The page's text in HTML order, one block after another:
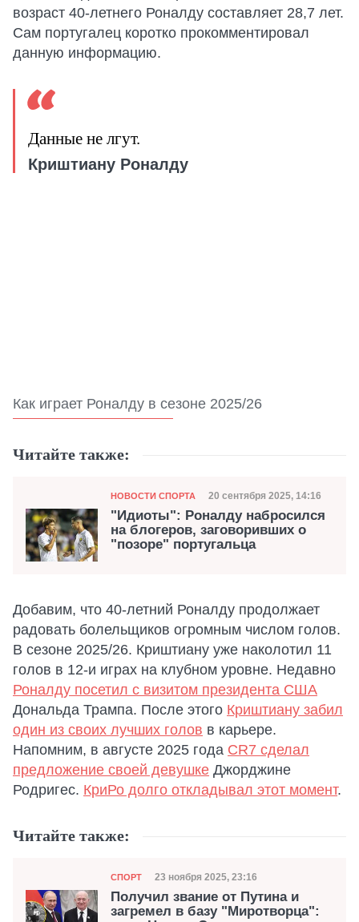
возраст 40-летнего Роналду составляет 28,7 лет.
Сам португалец коротко прокомментировал
данную информацию.
Данные не лгут.
Криштиану Роналду
Как играет Роналду в сезоне 2025/26
Читайте также:
Категория
НОВОСТИ СПОРТА Дата публикации
20 сентября 2025, 14:16
"Идиоты": Роналду набросился
на блогеров, заговоривших о
"позоре" португальца
Добавим, что 40-летний Роналду продолжает
радовать болельщиков огромным числом голов.
В сезоне 2025/26. Криштиану уже наколотил 11
голов в 12-и играх на клубном уровне. Недавно
Роналду посетил с визитом президента США
Дональда Трампа. После этого Криштиану забил
один из своих лучших голов в карьере.
Напомним, в августе 2025 года CR7 сделал
предложение своей девушке Джорджине
Родригес. КриРо долго откладывал этот момент.
Читайте также:
Категория
СПОРТ Дата публикации
23 ноября 2025, 23:16
Получил звание от Путина и
загремел в базу "Миротворца":